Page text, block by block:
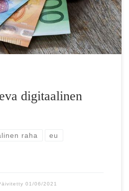
oman […]
digitaalinen
raha eu
01/06/2021